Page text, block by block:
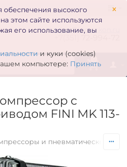
×
обеспечения высокого
этом сайте используются
его использование, вы
и куки (cookies)
компьютере: Принять
zakaz@inmarkon.ru
0
с
FINI MK 113-
и пневматическое